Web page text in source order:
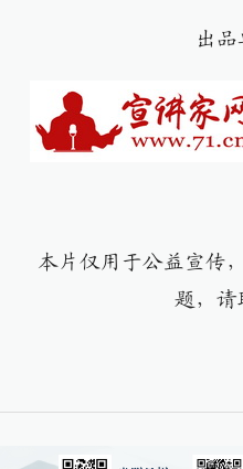
出品
本片仅用于公益宣传
题，请